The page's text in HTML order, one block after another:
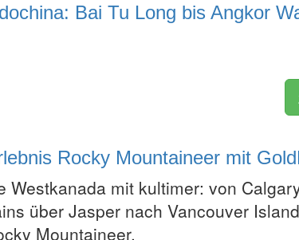
Bai Tu Long bis Angkor
Rocky Mountaineer mit
Westkanada mit kultimer: von
über Jasper nach Vancouver
Mountaineer.